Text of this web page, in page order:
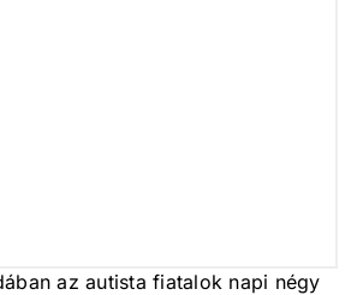
az autista fiatalok napi négy